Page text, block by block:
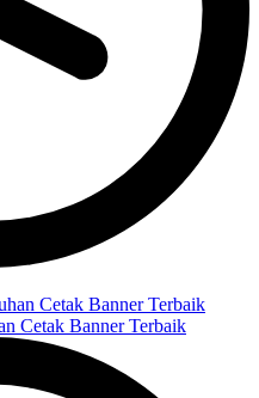
Cetak Banner Terbaik